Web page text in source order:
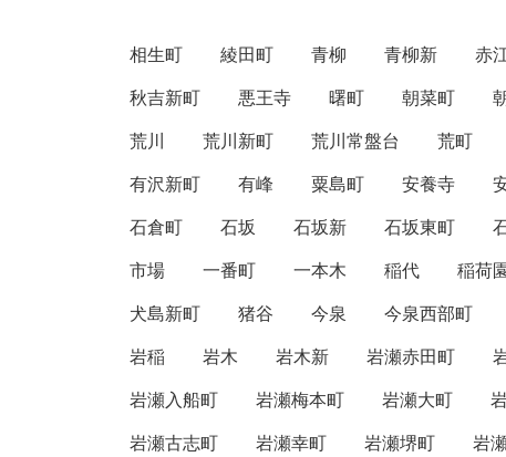
相生町 綾田町 青柳 青柳新 赤
秋吉新町
悪王寺 曙町 朝菜町
荒川
荒川新町 荒川常盤台 荒町
有沢新町
有峰 粟島町 安養寺
石倉町
石坂 石坂新 石坂東町
市場
一番町 一本木 稲代 稲荷
犬島新町
猪谷 今泉 今泉西部町
岩稲
岩木 岩木新 岩瀬赤田町
岩瀬入船町
岩瀬梅本町 岩瀬大町
岩瀬古志町
岩瀬幸町 岩瀬堺町 岩